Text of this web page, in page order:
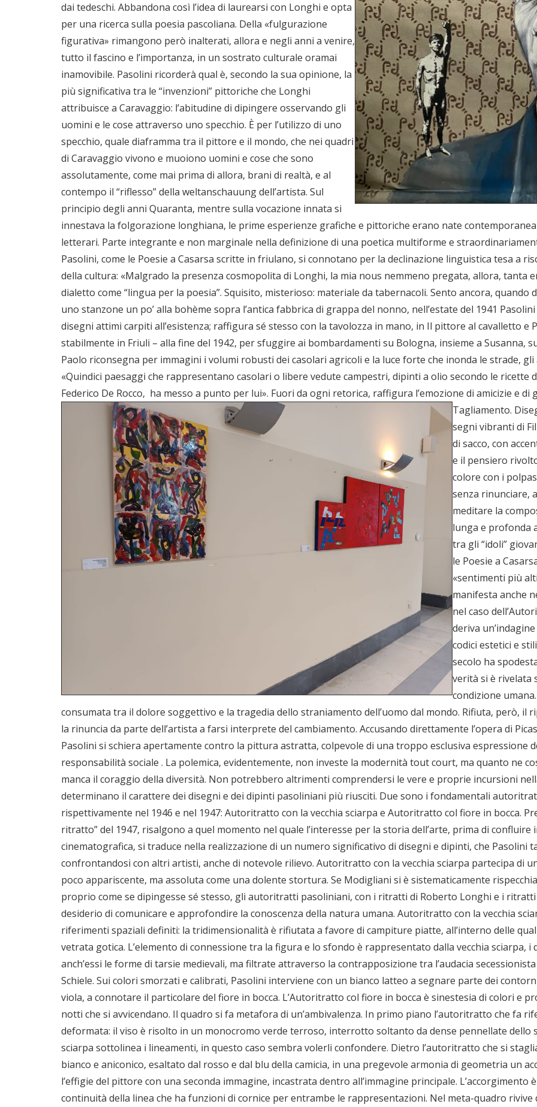
dai tedeschi. Abbandona così l’idea di laurearsi con Longhi e opta
per una ricerca sulla poesia pascoliana. Della «fulgurazione
figurativa» rimangono però inalterati, allora e negli anni a venire,
tutto il fascino e l’importanza, in un sostrato culturale oramai
inamovibile. Pasolini ricorderà qual è, secondo la sua opinione, la
più significativa tra le “invenzioni” pittoriche che Longhi
attribuisce a Caravaggio: l’abitudine di dipingere osservando gli
uomini e le cose attraverso uno specchio. È per l’utilizzo di uno
specchio, quale diaframma tra il pittore e il mondo, che nei quadri
di Caravaggio vivono e muoiono uomini e cose che sono
assolutamente, come mai prima di allora, brani di realtà, e al
contempo il “riflesso” della weltanschauung dell’artista. Sul
principio degli anni Quaranta, mentre sulla vocazione innata si
innestava la folgorazione longhiana, le prime esperienze grafiche e pittoriche erano nate
letterari. Parte integrante e non marginale nella definizione di una poetica multiforme e
Pasolini, come le Poesie a Casarsa scritte in friulano, si connotano per la declinazione linguistica tesa a
della cultura: «Malgrado la presenza cosmopolita di Longhi, la mia nous nemmeno pregata, allora, tanta
dialetto come “lingua per la poesia”. Squisito, misterioso: materiale da tabernacoli. Sento ancora, quando
uno stanzone un po’ alla bohème sopra l’antica fabbrica di grappa del nonno, nell’estate del 1941
disegni attimi carpiti all’esistenza; raffigura sé stesso con la tavolozza in mano, in Il pittore al cavalletto e
stabilmente in Friuli – alla fine del 1942, per sfuggire ai bombardamenti su Bologna, insieme a Susanna,
Paolo riconsegna per immagini i volumi robusti dei casolari agricoli e la luce forte che inonda le strade,
«Quindici paesaggi che rappresentano casolari o libere vedute campestri, dipinti a olio secondo le
Federico De Rocco, ha messo a punto per lui». Fuori da ogni retorica, raffigura l’emozione di amicizie e
Tagliamento. Disegna con gesti rapidi, urgenti che alludono ai segni vibranti di Filippo De Pisis. Adopera materiali come la tela di sacco, con accentuata sensibilità per la ruvidezza della materia, e il pensiero rivolto a Masaccio o ai “valori plastici” di Carrà. Dà il colore con i polpastrelli o spremendolo direttamente dal tubetto, senza rinunciare, anche per l’ascendente di Giorgio Morandi, a meditare la composizione Morandi, forse anche in virtù della lunga e profonda amicizia che lega l’artista a Roberto Longhi, è tra gli “idoli” giovanili di Pasolini. I disegni e i dipinti friulani, come le Poesie a Casarsa, originano un idioma capace di manifestare i «sentimenti più alti, i segreti del cuore» . Un idioma che talvolta si manifesta anche nella forma del componimento letterario, come nel caso dell’Autoritratto col fiore in bocca e del Narciso . Ne deriva un’indagine appassionata e un’appropriazione